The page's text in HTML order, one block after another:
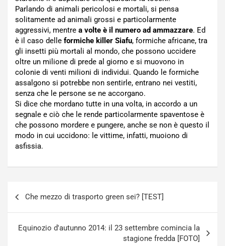
Parlando di animali pericolosi e mortali, si pensa
solitamente ad animali grossi e particolarmente
aggressivi, mentre a volte è il numero ad ammazzare. Ed
è il caso delle formiche killer Siafu, formiche africane, tra
gli insetti più mortali al mondo, che possono uccidere
oltre un milione di prede al giorno e si muovono in
colonie di venti milioni di individui. Quando le formiche
assalgono si potrebbe non sentirle, entrano nei vestiti,
senza che le persone se ne accorgano.
Si dice che mordano tutte in una volta, in accordo a un
segnale e ciò che le rende particolarmente spaventose è
che possono mordere e pungere, anche se non è questo il
modo in cui uccidono: le vittime, infatti, muoiono di
asfissia.
Che mezzo di trasporto green sei? [TEST]
Equinozio d'autunno 2014: il 23 settembre comincia la
stagione fredda [FOTO]